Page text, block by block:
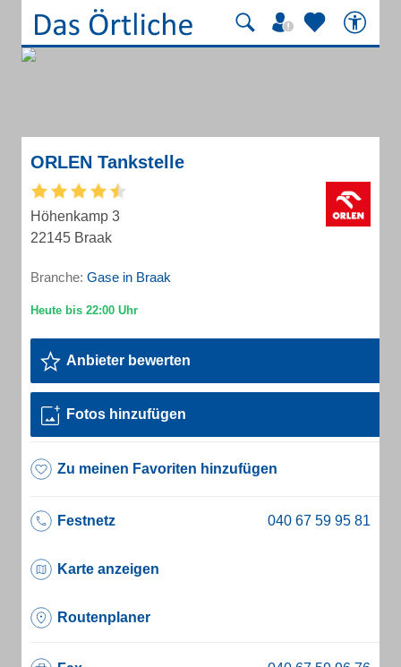
ORLEN Tankstelle
Höhenkamp 3
22145 Braak
Branche: Gase in Braak
Anbieter bewerten
Fotos hinzufügen
Zu meinen Favoriten hinzufügen
Festnetz
Karte anzeigen
Routenplaner